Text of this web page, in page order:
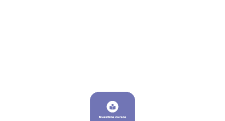
Conoce los cursos disponibles